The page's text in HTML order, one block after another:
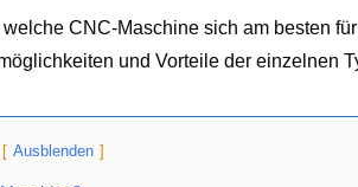
CNC-Maschine sich am besten
und Vorteile der einzelnen
Ausblenden